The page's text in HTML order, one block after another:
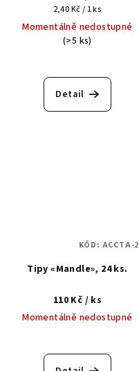
Měrná
cena:
2,40 Kč / 1 ks
Momentálně nedostupné
(>5 ks)
Detail
Tipy «Mandle», 24 ks.
110 Kč / ks
Momentálně nedostupné
KÓD: ACCTA-